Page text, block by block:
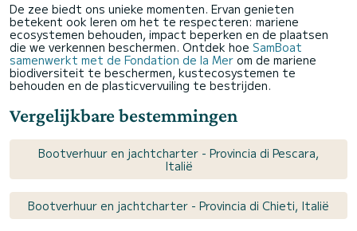
De zee biedt ons unieke momenten. Ervan genieten
betekent ook leren om het te respecteren: mariene
ecosystemen behouden, impact beperken en de plaatsen
die we verkennen beschermen. Ontdek hoe SamBoat
samenwerkt met de Fondation de la Mer om de mariene
biodiversiteit te beschermen, kustecosystemen te
behouden en de plasticvervuiling te bestrijden.
Vergelijkbare bestemmingen
Bootverhuur en jachtcharter - Provincia di Pescara,
Italië
Bootverhuur en jachtcharter - Provincia di Chieti, Italië